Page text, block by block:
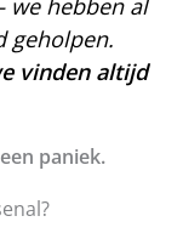
we hebben al
geholpen.
vinden altijd
paniek.